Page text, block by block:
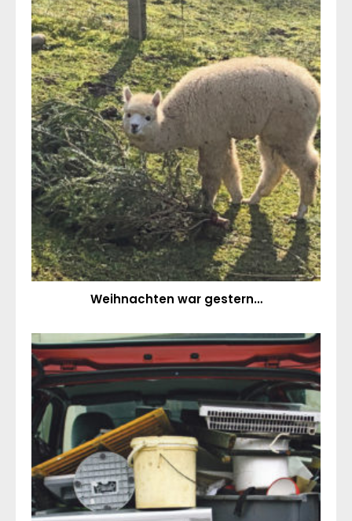
Weihnachten war gestern…